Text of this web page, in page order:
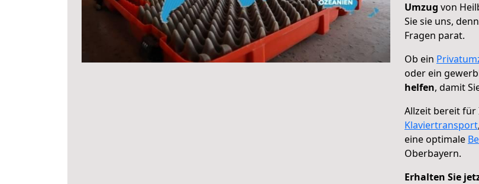
Umzug von
Sie sie uns,
Fragen parat.
Ob ein
oder ein
helfen, damit
Allzeit bereit für
Klaviertransport,
eine optimale
Oberbayern.
Erhalten Sie